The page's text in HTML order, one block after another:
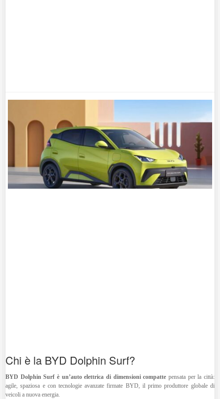
Chi è la BYD Dolphin Surf?
BYD Dolphin Surf è un’auto elettrica di dimensioni compatte pensata per la città:
agile, spaziosa e con tecnologie avanzate firmate BYD, il primo produttore globale di
veicoli a nuova energia.